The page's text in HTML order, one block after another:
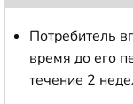
Потребитель
время до его
течение 2